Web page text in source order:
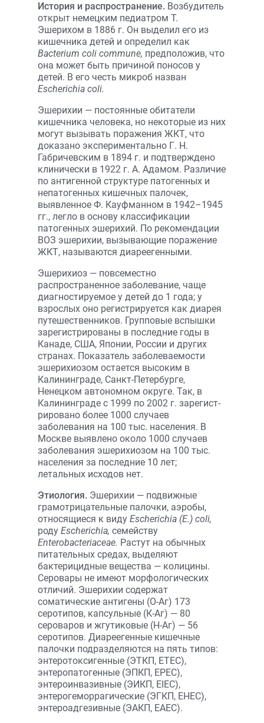
История и распространение. Возбу­дитель
открыт немецким педиатром T.
Эшерихом в 1886 г. Он выделил его из
кишечника детей и определил как
Bacterium coli commune, предположив, что
она может быть причиной поносов у
детей. В его честь микроб назван
Еscherichia coli.
Эшерихии — постоянные обитатели
кишечника человека, но некоторые из них
могут вызывать поражения ЖКТ, что
доказано экспериментально Г. Н.
Габричевским в 1894 г. и подтверждено
клинически в 1922 г. А. Адамом. Различие
по антигенной структуре патогенных и
непатогенных кишечных палочек,
выявленное Ф. Кауфманном в 1942–1945
гг., легло в основу классификации
патогенных эшерихий. По рекомендации
ВОЗ эшерихии, вызывающие поражение
ЖКТ, называются диареегенными.
Эшерихиоз — повсеместно
распространенное заболевание, чаще
диагностируемое у детей до 1 года; у
взрослых оно регистрируется как диарея
путешественников. Групповые вспыш­ки
зарегистрированы в последние годы в
Канаде, США, Японии, России и других
странах. Показатель заболеваемости
эшерихиозом остается высоким в
Калининграде, Санкт-Петербурге,
Ненецком автономном округе. Так, в
Калининграде с 1999 по 2002 г. зарегист­
рировано более 1000 случаев
заболевания на 100 тыс. населения. В
Москве выявлено около 1000 случаев
заболевания эшерихиозом на 100 тыс.
населения за последние 10 лет;
летальных исходов нет.
Этиология. Эшерихии — подвижные
грамотрицательные палочки, аэробы,
относящиеся к виду Еscherichia (Е.) coli,
роду Escherichia, семейству
Enterobacteriaceae. Растут на обычных
питательных средах, выделяют
бактерицидные вещества — колицины.
Серовары не имеют морфологических
отличий. Эшерихии содержат
соматические антигены (О-Аг) 173
серотипов, капсульные (К-Аг) — 80
сероваров и жгутиковые (Н-Аг) — 56
серотипов. Диареегенные кишечные
палочки подразделяются на пять типов:
энтеротоксигенные (ЭТКП, ETEC),
энтеропатогенные (ЭПКП, EPEC),
энтероинвазивные (ЭИКП, EIEC),
энтерогеморрагические (ЭГКП, EHEC),
энтероадгезивные (ЭАКП, EAEC).